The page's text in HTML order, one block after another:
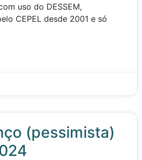
uso do DESSEM,
CEPEL desde 2001 e só
(pessimista)